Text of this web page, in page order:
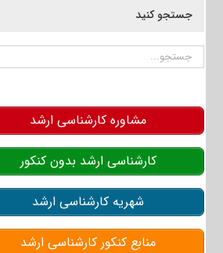
جستجو کنید
جستجو
مشاوره کارشناسی ارشد
کارشناسی ارشد بدون کنکور
شهریه کارشناسی ارشد
منابع کنکور کارشناسی ارشد